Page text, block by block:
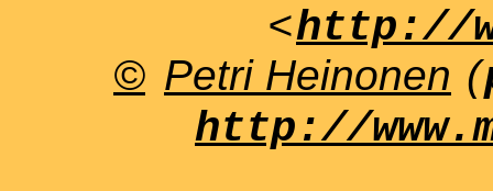
<http://
© Petri Heinonen (
http://